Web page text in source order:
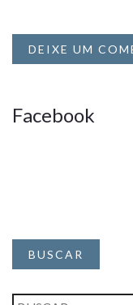
DEIXE UM
Facebook
BUSCAR